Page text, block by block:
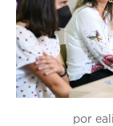
por